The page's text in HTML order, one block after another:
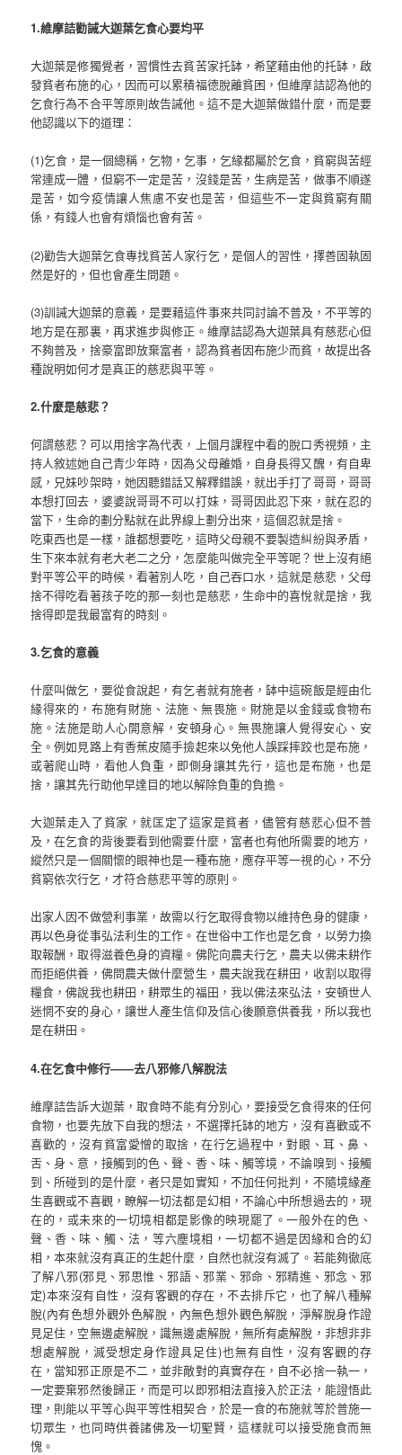
1.維摩詰勸誡大迦葉乞食心要均平
大迦葉是修獨覺者，習慣性去貧苦家托缽，希望藉由他的托缽，啟
發貧者布施的心，因而可以累積福德脫離貧困，但維摩詰認為他的
乞食行為不合平等原則故告誡他。這不是大迦葉做錯什麼，而是要
他認識以下的道理：
(1)乞食，是一個總稱，乞物，乞事，乞緣都屬於乞食，貧窮與苦經
常連成一體，但窮不一定是苦，沒錢是苦，生病是苦，做事不順遂
是苦，如今疫情讓人焦慮不安也是苦，但這些不一定與貧窮有關
係，有錢人也會有煩惱也會有苦。
(2)勸告大迦葉乞食專找貧苦人家行乞，是個人的習性，擇善固執固
然是好的，但也會產生問題。
(3)訓誡大迦葉的意義，是要藉這件事來共同討論不普及，不平等的
地方是在那裏，再求進步與修正。維摩詰認為大迦葉具有慈悲心但
不夠普及，捨豪富即放棄富者，認為貧者因布施少而貧，故提出各
種說明如何才是真正的慈悲與平等。
2.什麼是慈悲？
何謂慈悲？可以用捨字為代表，上個月課程中看的脫口秀視頻，主
持人敘述她自己青少年時，因為父母離婚，自身長得又醜，有自卑
感，兄妹吵架時，她因聽錯話又解釋錯誤，就出手打了哥哥，哥哥
本想打回去，婆婆說哥哥不可以打妹，哥哥因此忍下來，就在忍的
當下，生命的劃分點就在此界線上劃分出來，這個忍就是捨。
吃東西也是一樣，誰都想要吃，這時父母親不要製造糾紛與矛盾，
生下來本就有老大老二之分，怎麼能叫做完全平等呢？世上沒有絕
對平等公平的時候，看著別人吃，自己吞口水，這就是慈悲，父母
捨不得吃看著孩子吃的那一刻也是慈悲，生命中的喜悅就是捨，我
捨得即是我最富有的時刻。
3.乞食的意義
什麼叫做乞，要從食說起，有乞者就有施者，缽中這碗飯是經由化
緣得來的，布施有財施、法施、無畏施。財施是以金錢或食物布
施。法施是助人心開意解，安頓身心。無畏施讓人覺得安心、安
全。例如見路上有香蕉皮隨手撿起來以免他人誤踩摔跤也是布施，
或著爬山時，看他人負重，即側身讓其先行，這也是布施，也是
捨，讓其先行助他早達目的地以解除負重的負擔。
大迦葉走入了貧家，就匡定了這家是貧者，儘管有慈悲心但不普
及，在乞食的背後要看到他需要什麼，富者也有他所需要的地方，
縱然只是一個關懷的眼神也是一種布施，應存平等一視的心，不分
貧窮依次行乞，才符合慈悲平等的原則。
出家人因不做營利事業，故需以行乞取得食物以維持色身的健康，
再以色身從事弘法利生的工作。在世俗中工作也是乞食，以勞力換
取報酬，取得滋養色身的資糧。佛陀向農夫行乞，農夫以佛未耕作
而拒絕供養，佛問農夫做什麼營生，農夫說我在耕田，收割以取得
糧食，佛說我也耕田，耕眾生的福田，我以佛法來弘法，安頓世人
迷惘不安的身心，讓世人產生信仰及信心後願意供養我，所以我也
是在耕田。
4.在乞食中修行——去八邪修八解脫法
維摩詰告訴大迦葉，取食時不能有分別心，要接受乞食得來的任何
食物，也要先放下自我的想法，不選擇托缽的地方，沒有喜歡或不
喜歡的，沒有貧富愛憎的取捨，在行乞過程中，對眼、耳、鼻、
舌、身、意，接觸到的色、聲、香、味、觸等境，不論嗅到、接觸
到、所碰到的是什麼，者只是如實知，不加任何批判，不隨境緣產
生喜觀或不喜觀，瞭解一切法都是幻相，不論心中所想過去的，現
在的，或未來的一切境相都是影像的映現罷了。一般外在的色、
聲、香、味、觸、法，等六塵境相，一切都不過是因緣和合的幻
相，本來就沒有真正的生起什麼，自然也就沒有滅了。若能夠徹底
了解八邪(邪見、邪思惟、邪語、邪業、邪命、邪精進、邪念、邪
定)本來沒有自性，沒有客觀的存在，不去排斥它，也了解八種解
脫(內有色想外觀外色解脫，內無色想外觀色解脫，淨解脫身作證
見足住，空無邊處解脫，識無邊處解脫，無所有處解脫，非想非非
想處解脫，滅受想定身作證具足住)也無有自性，沒有客觀的存
在，當知邪正原是不二，並非敵對的真實存在，自不必捨一執一，
一定要棄邪然後歸正，而是可以即邪相法直接入於正法，能證悟此
理，則能以平等心與平等性相契合，於是一食的布施就等於普施一
切眾生，也同時供養諸佛及一切聖賢，這樣就可以接受施食而無
愧。